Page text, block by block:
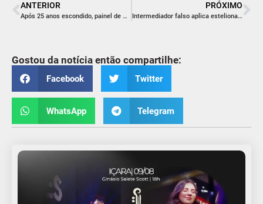
ANTERIOR
Após 25 anos escondido, painel de Santa Bárbara é restaurado em Siderópolis
PRÓXIMO
Intermediador falso aplica estelionato em negociação de moto no Centro de Içara
Gostou da notícia então compartilhe:
Facebook Twitter
WhatsApp Telegram